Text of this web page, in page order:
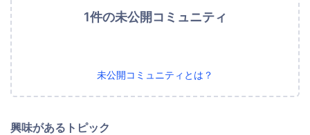
1件の未公開コミュニティ
未公開コミュニティとは？
興味があるトピック